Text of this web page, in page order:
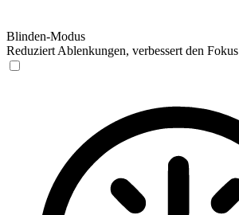
Blinden-Modus
Reduziert Ablenkungen, verbessert den Fokus